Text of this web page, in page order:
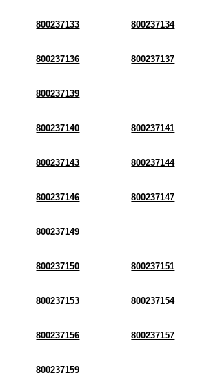
800237133 800237134
800237136 800237137
800237139
800237140 800237141
800237143 800237144
800237146 800237147
800237149
800237150 800237151
800237153 800237154
800237156 800237157
800237159